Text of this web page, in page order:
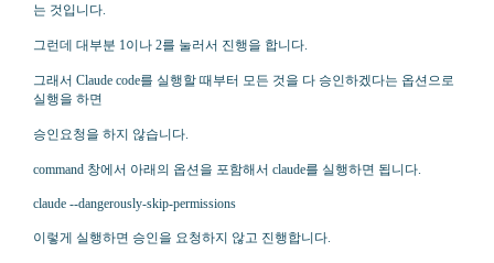
는 것입니다.
그런데 대부분 1이나 2를 눌러서 진행을 합니다.
그래서 Claude code를 실행할 때부터 모든 것을 다 승인하겠다는 옵션으로
실행을 하면
승인요청을 하지 않습니다.
command 창에서 아래의 옵션을 포함해서 claude를 실행하면 됩니다.
claude --dangerously-skip-permissions
이렇게 실행하면 승인을 요청하지 않고 진행합니다.